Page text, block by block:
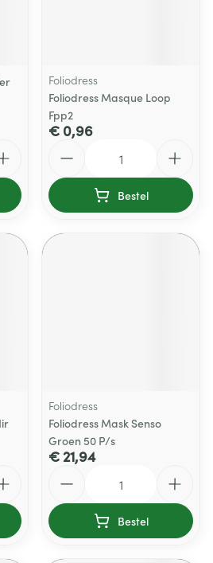
Foliodress
Foliodress Masque Loop
Fpp2
€ 0,96
Bestel
Foliodress
Foliodress Mask Senso
Groen 50 P/s
€ 21,94
Bestel